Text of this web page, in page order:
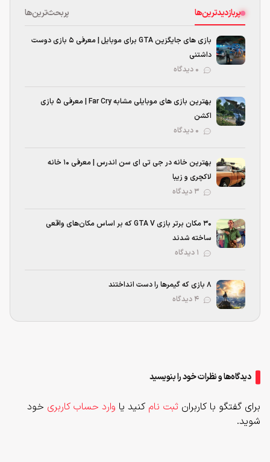
پربازدیدترین‌ها پربحث‌ترین‌ها
بازی های جایگزین GTA برای موبایل | معرفی ۵ بازی دوست
داشتنی
بهترین بازی‌ های موبایلی مشابه Far Cry | معرفی ۵ بازی
اکشن
بهترین خانه در جی تی ای سن اندرس | معرفی ۱۰ خانه
لاکچری و زیبا
۳۰ مکان برتر بازی GTA V که بر اساس مکان‌های واقعی
ساخته شدند
۸ بازی که گیمرها را دست انداختند
دیدگاه‌ها و نظرات خود را بنویسید
برای گفتگو با کاربران ثبت نام کنید یا وارد حساب کاربری خود
شوید.